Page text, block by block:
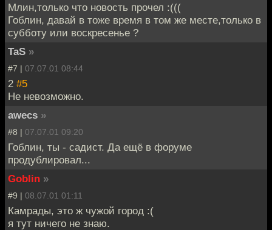
Млин,только что новость прочел :(((
Гоблин, давай в тоже время в том же месте,только в
субботу или воскресенье ?
TaS »
#7 | 07.07.01 08:44
2 #5
Не невозможно.
awecs »
#8 | 07.07.01 09:20
Гоблин, ты - садист. Да ещё в форуме
продублировал...
Goblin »
#9 | 08.07.01 01:11
Камрады, это ж чужой город :(
я тут ничего не знаю.